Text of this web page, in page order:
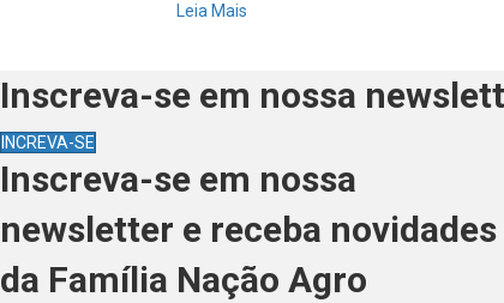
Leia Mais
Inscreva-se em nossa
INCREVA-SE
Inscreva-se em nossa
newsletter e receba novidades
da Família Nação Agro